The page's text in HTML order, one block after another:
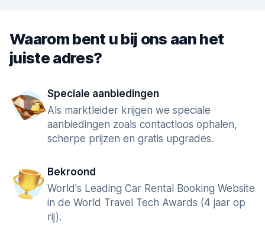
Waarom bent u bij ons aan het
juiste adres?
Speciale aanbiedingen
Als marktleider krijgen we speciale
aanbiedingen zoals contactloos ophalen,
scherpe prijzen en gratis upgrades.
Bekroond
World's Leading Car Rental Booking Website
in de World Travel Tech Awards (4 jaar op
rij).